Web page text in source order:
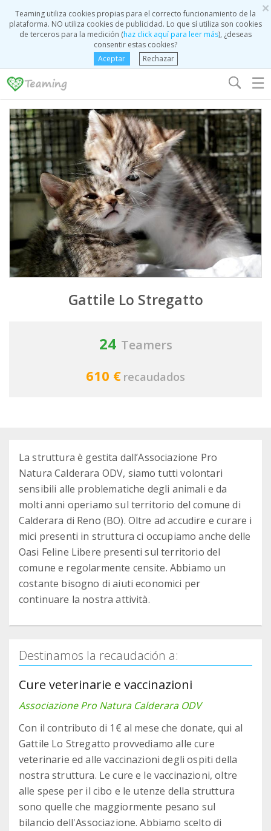
×
Teaming utiliza cookies propias para el correcto funcionamiento de la
plataforma. NO utiliza cookies de publicidad. Lo que sí utiliza son cookies
de terceros para la medición (haz click aquí para leer más), ¿deseas
consentir estas cookies?
Aceptar
Rechazar
☰
Gattile Lo Stregatto
24 Teamers
610 € recaudados
La struttura è gestita dall’Associazione Pro
Natura Calderara ODV, siamo tutti volontari
sensibili alle problematiche degli animali e da
molti anni operiamo sul territorio del comune di
Calderara di Reno (BO). Oltre ad accudire e curare i
mici presenti in struttura ci occupiamo anche delle
Oasi Feline Libere presenti sul territorio del
comune e regolarmente censite. Abbiamo un
costante bisogno di aiuti economici per
continuare la nostra attività.
Destinamos la recaudación a:
Cure veterinarie e vaccinazioni
Associazione Pro Natura Calderara ODV
Con il contributo di 1€ al mese che donate, qui al
Gattile Lo Stregatto provvediamo alle cure
veterinarie ed alle vaccinazioni degli ospiti della
nostra struttura. Le cure e le vaccinazioni, oltre
alle spese per il cibo e le utenze della struttura
sono quelle che maggiormente pesano sul
bilancio dell'Associazione. Abbiamo scelto di